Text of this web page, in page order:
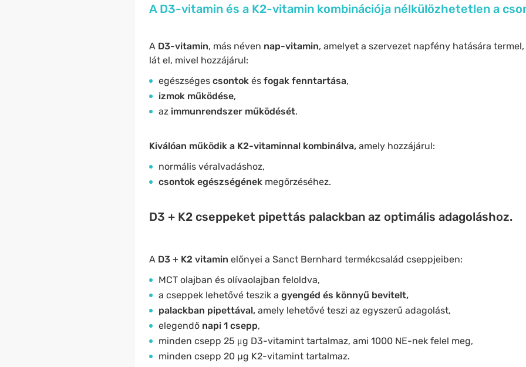
A D3-vitamin és a K2-vitamin kombinációja nélkülözhetetlen a
A D3-vitamin, más néven nap-vitamin, amelyet a szervezet napfény hatására termel,
lát el, mivel hozzájárul:
egészséges csontok és fogak fenntartása,
izmok működése,
az immunrendszer működését.
Kiválóan működik a K2-vitaminnal kombinálva, amely hozzájárul:
normális véralvadáshoz,
csontok egészségének megőrzéséhez.
D3 + K2 cseppeket pipettás palackban az optimális adagoláshoz.
A D3 + K2 vitamin előnyei a Sanct Bernhard termékcsalád cseppjeiben:
MCT olajban és olívaolajban feloldva,
a cseppek lehetővé teszik a gyengéd és könnyű bevitelt,
palackban pipettával, amely lehetővé teszi az egyszerű adagolást,
elegendő napi 1 csepp,
minden csepp 25 μg D3-vitamint tartalmaz, ami 1000 NE-nek felel meg,
minden csepp 20 µg K2-vitamint tartalmaz.